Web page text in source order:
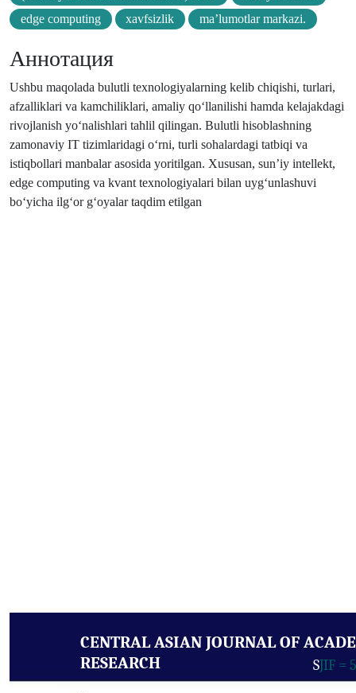
edge computing
xavfsizlik ma’lumotlar markazi.
Аннотация
Ushbu maqolada bulutli texnologiyalarning kelib chiqishi, turlari,
afzalliklari va kamchiliklari, amaliy qo‘llanilishi hamda kelajakdagi
rivojlanish yo‘nalishlari tahlil qilingan. Bulutli hisoblashning
zamonaviy IT tizimlaridagi o‘rni, turli sohalardagi tatbiqi va
istiqbollari manbalar asosida yoritilgan. Xususan, sun’iy intellekt,
edge computing va kvant texnologiyalari bilan uyg‘unlashuvi
bo‘yicha ilg‘or g‘oyalar taqdim etilgan
CENTRAL ASIAN JOURNAL OF
RESEARCH
SJIF =